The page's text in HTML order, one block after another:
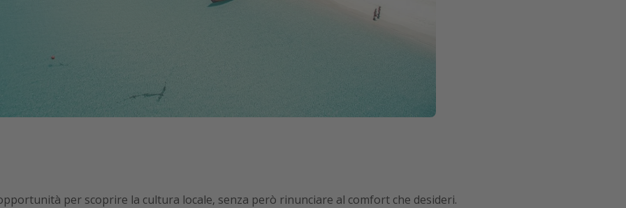
per scoprire la cultura locale, senza però rinunciare al comfort che desideri.